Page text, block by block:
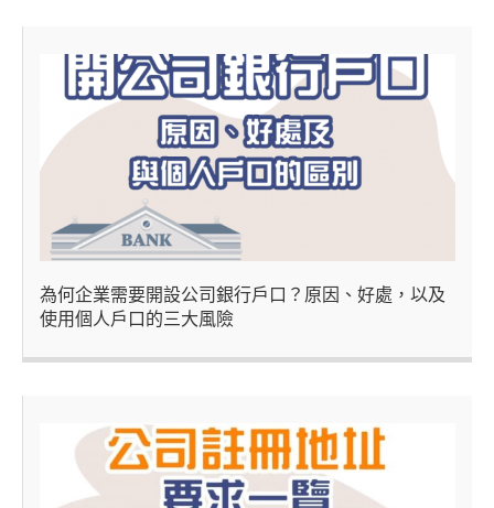
為何企業需要開設公司銀行戶口？原因、好處，以及
使用個人戶口的三大風險